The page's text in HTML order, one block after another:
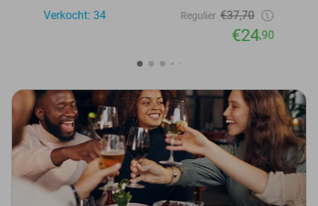
Verkocht: 34
Regulier €37,70
€24,90